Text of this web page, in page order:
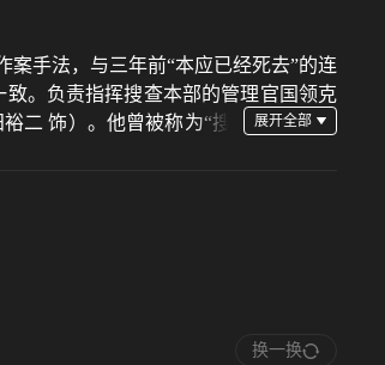
手法，与三年前“本应已经死去”的连
。负责指挥搜查本部的管理官国领克
二 饰）。他曾被称为“搜
换一换